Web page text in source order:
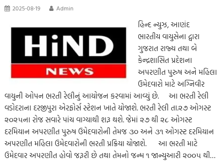
2025-08-19 Admin
હિન્દ ન્યુઝ, આણંદ
ભારતીય વાયુસેના દ્વારા
ગુજરાત રાજ્ય તથા બે
કેન્દ્રશાસિત પ્રદેશના
અપરણીત પુરુષ અને મહિલા
ઉમેદવારો માટે અગ્નિવીર
વાયુની ઓપન ભરતી રેલીનું આયોજન કરવામાં આવ્યું છે. આ ભરતી રેલી
વડોદરાના દરજીપુરા એરફોર્સ સ્ટેશન ખાતે યોજાશે. ભરતી રેલી તા.૨૭ ઓગસ્ટ
૨૦૨૫ના રોજ સવારે પાંચ વાગ્યાથી શરૂ થશે. જેમાં ૨૭ થી ૨૮ ઓગસ્ટ
દરમિયાન અપરણીત પુરુષ ઉમેદવારોની તેમજ ૩૦ અને ૩૧ ઓગસ્ટ દરમિયાન
અપરણીત મહિલા ઉમેદવારોની ભરતી પ્રક્રિયા યોજાશે. આ ભરતી માટે
ઉમેદવાર અપરણીત હોવો જરૂરી છે તથા તેમનો જન્મ ૧ જાન્યુઆરી ૨૦૦૫ થી…